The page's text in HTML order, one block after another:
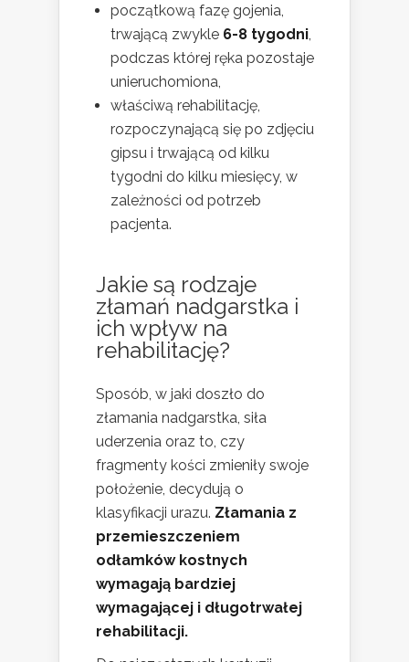
początkową fazę gojenia,
trwającą zwykle 6-8 tygodni
podczas której ręka pozostaje
unieruchomiona,
właściwą rehabilitację,
rozpoczynającą się po zdjęciu
gipsu i trwającą od kilku
tygodni do kilku miesięcy, w
zależności od potrzeb
pacjenta.
Jakie są rodzaje
złamań nadgarstka i
ich wpływ na
rehabilitację?
Sposób, w jaki doszło do
złamania nadgarstka, siła
uderzenia oraz to, czy
fragmenty kości zmieniły swoje
położenie, decydują o
klasyfikacji urazu. Złamania z
przemieszczeniem
odłamków kostnych
wymagają bardziej
wymagającej i długotrwałej
rehabilitacji.